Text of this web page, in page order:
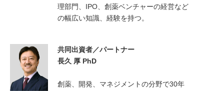
理部門、IPO、創薬ベンチャーの経営など
の幅広い知識、経験を持つ。
共同出資者／パートナー
長久 厚 PhD
創薬、開発、マネジメントの分野で30年